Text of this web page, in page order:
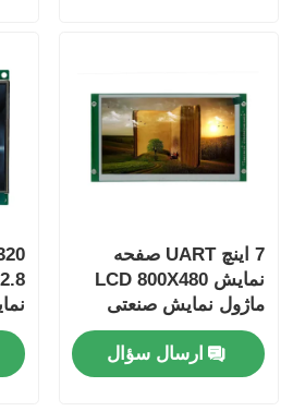
7 اینچ UART صفحه
نمایش LCD 800X480
ماژول نمایش صنعتی
قابل حمل با رابط SPI
ارسال سؤال